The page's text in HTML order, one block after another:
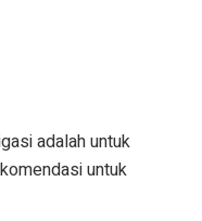
adalah untuk
untuk